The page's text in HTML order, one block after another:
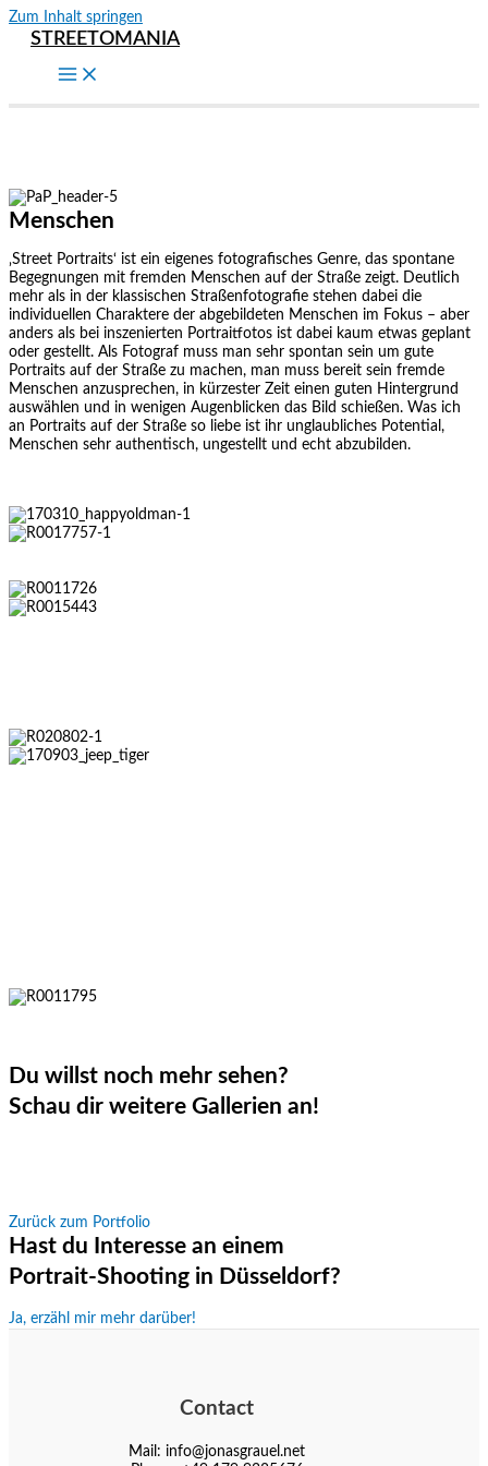
Zum Inhalt springen
STREETOMANIA
Menschen
‚Street Portraits‘ ist ein eigenes fotografisches Genre, das spontane
Begegnungen mit fremden Menschen auf der Straße zeigt. Deutlich
mehr als in der klassischen Straßenfotografie stehen dabei die
individuellen Charaktere der abgebildeten Menschen im Fokus – aber
anders als bei inszenierten Portraitfotos ist dabei kaum etwas geplant
oder gestellt. Als Fotograf muss man sehr spontan sein um gute
Portraits auf der Straße zu machen, man muss bereit sein fremde
Menschen anzusprechen, in kürzester Zeit einen guten Hintergrund
auswählen und in wenigen Augenblicken das Bild schießen. Was ich
an Portraits auf der Straße so liebe ist ihr unglaubliches Potential,
Menschen sehr authentisch, ungestellt und echt abzubilden.
Du willst noch mehr sehen?
Schau dir weitere Gallerien an!
Zurück zum Portfolio
Hast du Interesse an einem
Portrait-Shooting in Düsseldorf?
Ja, erzähl mir mehr darüber!
Contact
Mail: info@jonasgrauel.net